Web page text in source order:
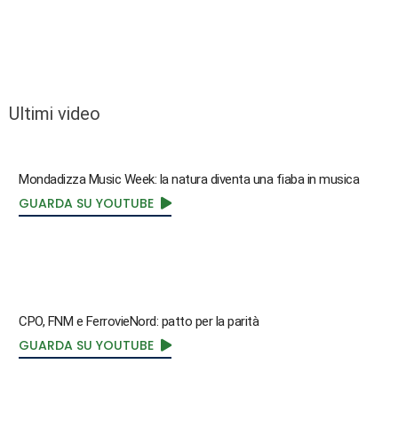
Ultimi video
Mondadizza Music Week: la natura diventa una fiaba in musica
GUARDA SU YOUTUBE
CPO, FNM e FerrovieNord: patto per la parità
GUARDA SU YOUTUBE